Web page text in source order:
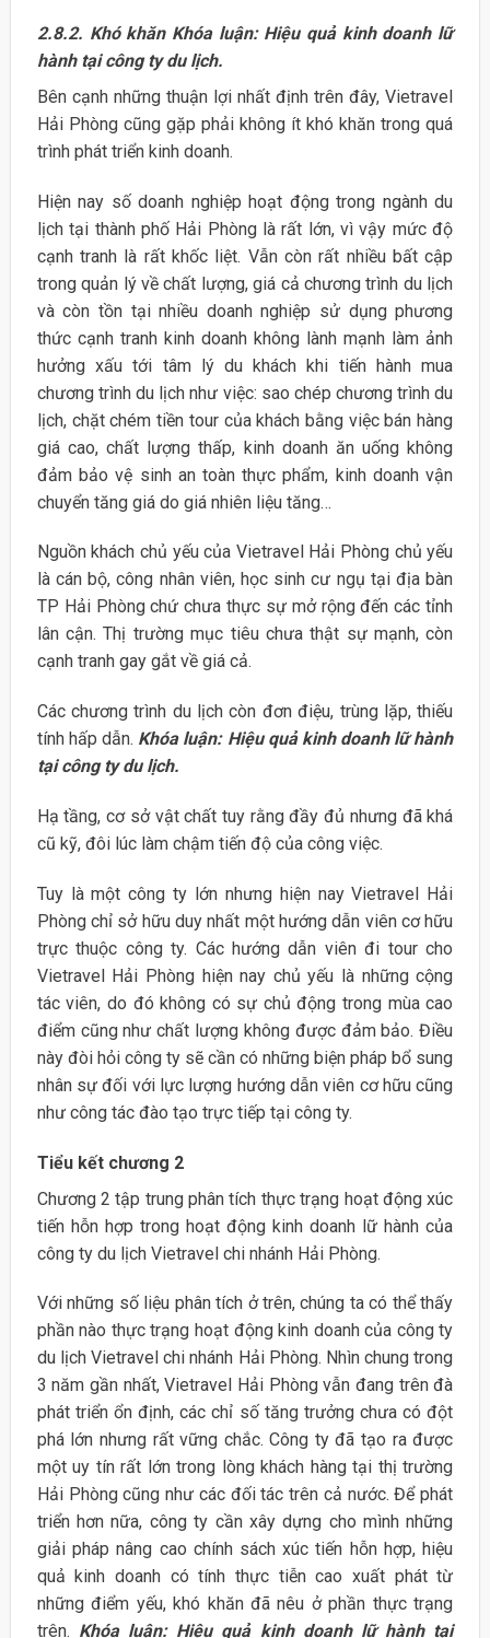
2.8.2. Khó khăn Khóa luận: Hiệu quả kinh doanh lữ
hành tại công ty du lịch.
Bên cạnh những thuận lợi nhất định trên đây, Vietravel
Hải Phòng cũng gặp phải không ít khó khăn trong quá
trình phát triển kinh doanh.
Hiện nay số doanh nghiệp hoạt động trong ngành du
lịch tại thành phố Hải Phòng là rất lớn, vì vậy mức độ
cạnh tranh là rất khốc liệt. Vẫn còn rất nhiều bất cập
trong quản lý về chất lượng, giá cả chương trình du lịch
và còn tồn tại nhiều doanh nghiệp sử dụng phương
thức cạnh tranh kinh doanh không lành mạnh làm ảnh
hưởng xấu tới tâm lý du khách khi tiến hành mua
chương trình du lịch như việc: sao chép chương trình du
lịch, chặt chém tiền tour của khách bằng việc bán hàng
giá cao, chất lượng thấp, kinh doanh ăn uống không
đảm bảo vệ sinh an toàn thực phẩm, kinh doanh vận
chuyển tăng giá do giá nhiên liệu tăng…
Nguồn khách chủ yếu của Vietravel Hải Phòng chủ yếu
là cán bộ, công nhân viên, học sinh cư ngụ tại địa bàn
TP Hải Phòng chứ chưa thực sự mở rộng đến các tỉnh
lân cận. Thị trường mục tiêu chưa thật sự mạnh, còn
cạnh tranh gay gắt về giá cả.
Các chương trình du lịch còn đơn điệu, trùng lặp, thiếu
tính hấp dẫn. Khóa luận: Hiệu quả kinh doanh lữ hành
tại công ty du lịch.
Hạ tầng, cơ sở vật chất tuy rằng đầy đủ nhưng đã khá
cũ kỹ, đôi lúc làm chậm tiến độ của công việc.
Tuy là một công ty lớn nhưng hiện nay Vietravel Hải
Phòng chỉ sở hữu duy nhất một hướng dẫn viên cơ hữu
trực thuộc công ty. Các hướng dẫn viên đi tour cho
Vietravel Hải Phòng hiện nay chủ yếu là những cộng
tác viên, do đó không có sự chủ động trong mùa cao
điểm cũng như chất lượng không được đảm bảo. Điều
này đòi hỏi công ty sẽ cần có những biện pháp bổ sung
nhân sự đối với lực lượng hướng dẫn viên cơ hữu cũng
như công tác đào tạo trực tiếp tại công ty.
Tiểu kết chương 2
Chương 2 tập trung phân tích thực trạng hoạt động xúc
tiến hỗn hợp trong hoạt động kinh doanh lữ hành của
công ty du lịch Vietravel chi nhánh Hải Phòng.
Với những số liệu phân tích ở trên, chúng ta có thể thấy
phần nào thực trạng hoạt động kinh doanh của công ty
du lịch Vietravel chi nhánh Hải Phòng. Nhìn chung trong
3 năm gần nhất, Vietravel Hải Phòng vẫn đang trên đà
phát triển ổn định, các chỉ số tăng trưởng chưa có đột
phá lớn nhưng rất vững chắc. Công ty đã tạo ra được
một uy tín rất lớn trong lòng khách hàng tại thị trường
Hải Phòng cũng như các đối tác trên cả nước. Để phát
triển hơn nữa, công ty cần xây dựng cho mình những
giải pháp nâng cao chính sách xúc tiến hỗn hợp, hiệu
quả kinh doanh có tính thực tiễn cao xuất phát từ
những điểm yếu, khó khăn đã nêu ở phần thực trạng
trên. Khóa luận: Hiệu quả kinh doanh lữ hành tại